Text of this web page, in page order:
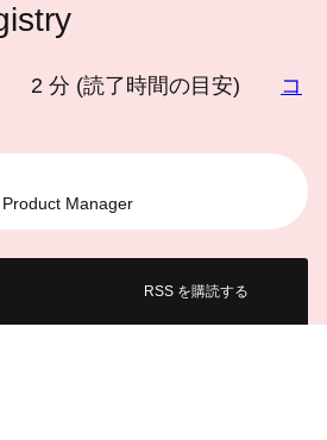
2 分 (読了時間の目安)
コ
Manager
RSS を購読する